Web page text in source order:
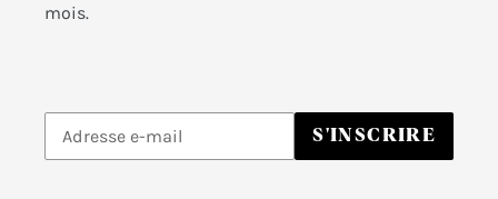
mois.
Inscrivez-
vous
à
S'INSCRIRE